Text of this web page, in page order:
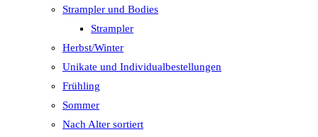
Strampler und Bodies
Strampler
Herbst/Winter
Unikate und Individualbestellungen
Frühling
Sommer
Nach Alter sortiert